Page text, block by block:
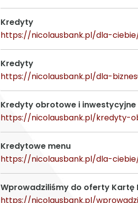
Kredyty
https://nicolausbank.pl/dla-
Kredyty
https://nicolausbank.pl/dla-
Kredyty obrotowe i
https://nicolausbank.pl/kredyty-
Kredytowe menu
https://nicolausbank.pl/dla-
Wprowadziliśmy do oferty Kartę
https://nicolausbank.pl/